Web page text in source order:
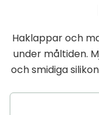
Haklappar och
under måltiden.
och smidiga